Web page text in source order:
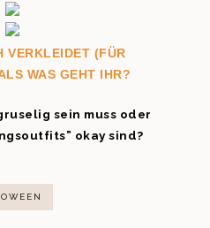
VERKLEIDET (FÜR
WAS GEHT IHR?
sein muss oder
okay sind?